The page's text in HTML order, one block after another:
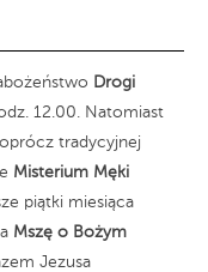
Drogi
12.00. Natomiast
tradycyjnej
Misterium Męki
piątki miesiąca
Mszę o Bożym
Jezusa